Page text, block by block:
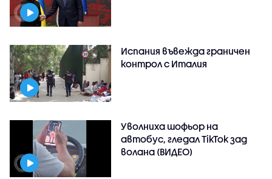
Испания въвежда граничен
контрол с Италия
Уволниха шофьор на
автобус, гледал TikTok зад
волана (ВИДЕО)